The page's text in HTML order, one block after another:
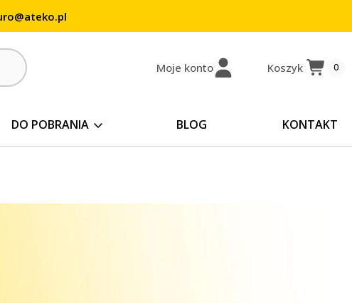
Moje konto Koszyk 0
DO POBRANIA BLOG KONTAKT